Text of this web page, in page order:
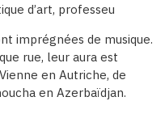
d’art, professeu
imprégnées de musique.
rue, leur aura est
en Autriche, de
en Azerbaïdjan.